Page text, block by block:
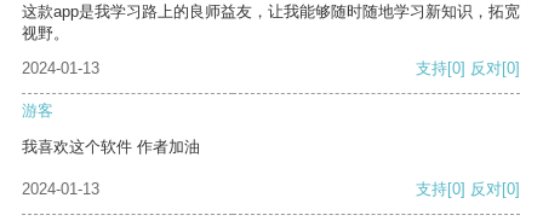
这款app是我学习路上的良师益友，让我能够随时随地学习新知识，拓宽
视野。
2024-01-13
支持[0] 反对[0]
游客
我喜欢这个软件 作者加油
2024-01-13 支持[0] 反对[0]